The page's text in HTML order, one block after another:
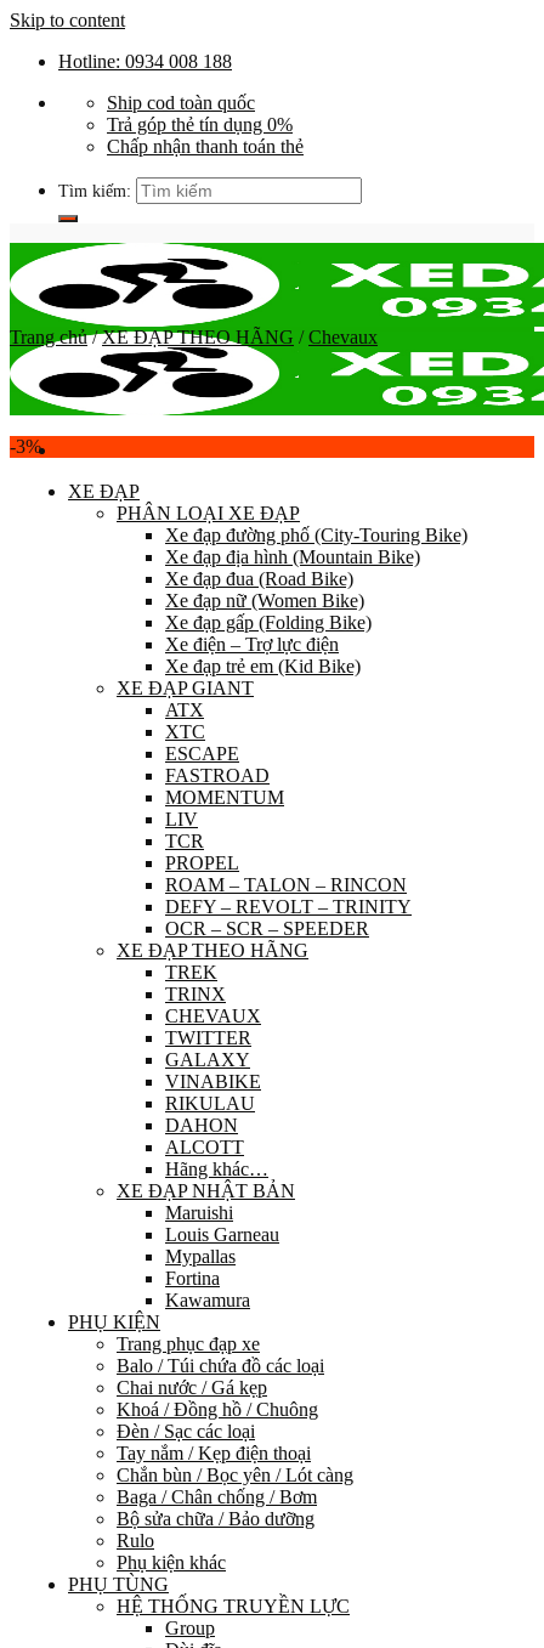
Skip to content
Hotline: 0934 008 188
Ship cod toàn quốc
Trả góp thẻ tín dụng 0%
Chấp nhận thanh toán thẻ
Tìm kiếm:
XE ĐẠP
PHÂN LOẠI XE ĐẠP
Xe đạp đường phố (City-Touring Bike)
Xe đạp địa hình (Mountain Bike)
Xe đạp đua (Road Bike)
Xe đạp nữ (Women Bike)
Xe đạp gấp (Folding Bike)
Xe điện – Trợ lực điện
Xe đạp trẻ em (Kid Bike)
XE ĐẠP GIANT
ATX
XTC
ESCAPE
FASTROAD
MOMENTUM
LIV
TCR
PROPEL
ROAM – TALON – RINCON
DEFY – REVOLT – TRINITY
OCR – SCR – SPEEDER
XE ĐẠP THEO HÃNG
TREK
TRINX
CHEVAUX
TWITTER
GALAXY
VINABIKE
RIKULAU
DAHON
ALCOTT
Hãng khác…
XE ĐẠP NHẬT BẢN
Maruishi
Louis Garneau
Mypallas
Fortina
Kawamura
PHỤ KIỆN
Trang phục đạp xe
Balo / Túi chứa đồ các loại
Chai nước / Gá kẹp
Khoá / Đồng hồ / Chuông
Đèn / Sạc các loại
Tay nắm / Kẹp điện thoại
Chắn bùn / Bọc yên / Lót càng
Baga / Chân chống / Bơm
Bộ sửa chữa / Bảo dưỡng
Rulo
Phụ kiện khác
PHỤ TÙNG
HỆ THỐNG TRUYỀN LỰC
Group
Trang chủ / XE ĐẠP THEO HÃNG / Chevaux
-3%